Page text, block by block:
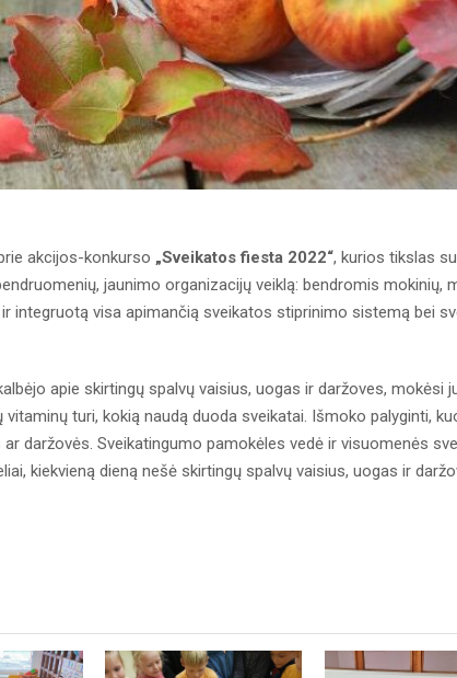
akcijos-konkurso „Sveikatos fiesta 2022“, kurios tikslas
jaunimo organizacijų veiklą: bendromis mokinių,
integruotą visa apimančią sveikatos stiprinimo sistemą bei
apie skirtingų spalvų vaisius, uogas ir daržoves, mokėsi
turi, kokią naudą duoda sveikatai. Išmoko palyginti,
daržovės. Sveikatingumo pamokėles vedė ir visuomenės
kiekvieną dieną nešė skirtingų spalvų vaisius, uogas ir